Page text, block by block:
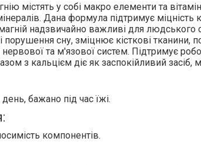
містять у собі макро елементи та
Дана формула підтримує міцність
надзвичайно важливі для
порушення сну, зміцнює кісткові
та м'язової систем. Підтримує
з кальцієм діє як заспокійливий засіб,
бажано під час їжі.
компонентів.